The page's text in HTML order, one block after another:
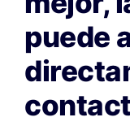
puede